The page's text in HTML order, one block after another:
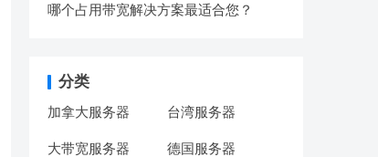
哪个占用带宽解决方案最适合您？
分类
加拿大服务器 台湾服务器
大带宽服务器 德国服务器